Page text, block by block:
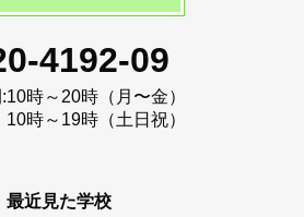
4192-09
10時～20時（月〜金）
10時～19時（土日祝）
最近見た学校